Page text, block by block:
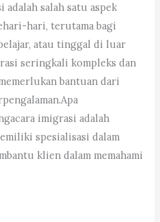
salah satu aspek
hari, terutama bagi
atau tinggal di luar
seringkali kompleks dan
bantuan dari
imigrasi adalah
spesialisasi dalam
klien dalam memahami